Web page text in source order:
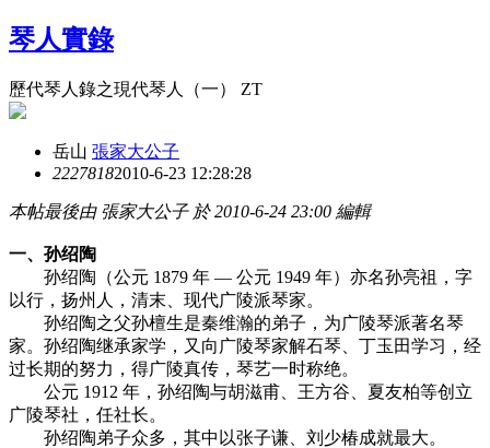
琴人實錄
歷代琴人錄之現代琴人（一） ZT
岳山 張家大公子
22278182010-6-23 12:28:28
本帖最後由 張家大公子 於 2010-6-24 23:00 編輯
一、孙绍陶
孙绍陶（公元 1879 年 — 公元 1949 年）亦名孙亮祖，字
以行，扬州人，清末、现代广陵派琴家。
孙绍陶之父孙檀生是秦维瀚的弟子，为广陵琴派著名琴
家。孙绍陶继承家学，又向广陵琴家解石琴、丁玉田学习，经
过长期的努力，得广陵真传，琴艺一时称绝。
公元 1912 年，孙绍陶与胡滋甫、王方谷、夏友柏等创立
广陵琴社，任社长。
孙绍陶弟子众多，其中以张子谦、刘少椿成就最大。